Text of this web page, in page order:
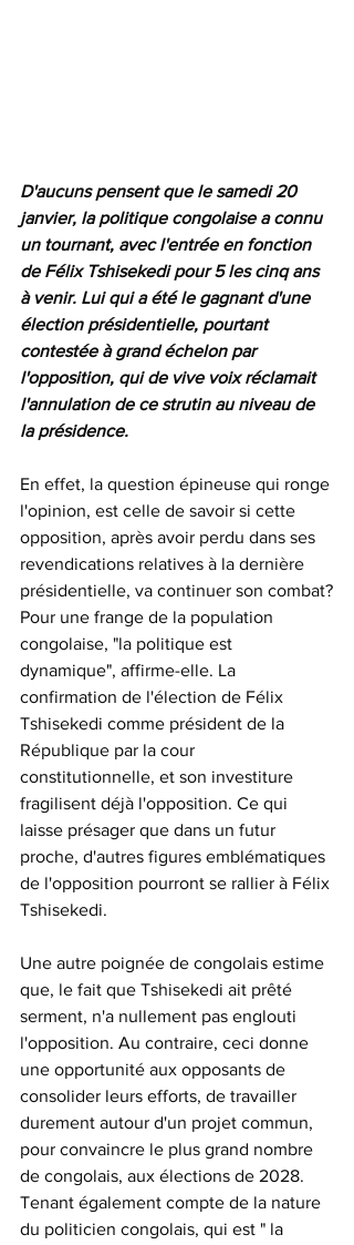
D'aucuns pensent que le samedi 20
janvier, la politique congolaise a connu
un tournant, avec l'entrée en fonction
de Félix Tshisekedi pour 5 les cinq ans
à venir. Lui qui a été le gagnant d'une
élection présidentielle, pourtant
contestée à grand échelon par
l'opposition, qui de vive voix réclamait
l'annulation de ce strutin au niveau de
la présidence.
En effet, la question épineuse qui ronge
l'opinion, est celle de savoir si cette
opposition, après avoir perdu dans ses
revendications relatives à la dernière
présidentielle, va continuer son combat?
Pour une frange de la population
congolaise, "la politique est
dynamique", affirme-elle. La
confirmation de l'élection de Félix
Tshisekedi comme président de la
République par la cour
constitutionnelle, et son investiture
fragilisent déjà l'opposition. Ce qui
laisse présager que dans un futur
proche, d'autres figures emblématiques
de l'opposition pourront se rallier à Félix
Tshisekedi.
Une autre poignée de congolais estime
que, le fait que Tshisekedi ait prêté
serment, n'a nullement pas englouti
l'opposition. Au contraire, ceci donne
une opportunité aux opposants de
consolider leurs efforts, de travailler
durement autour d'un projet commun,
pour convaincre le plus grand nombre
de congolais, aux élections de 2028.
Tenant également compte de la nature
du politicien congolais, qui est " la